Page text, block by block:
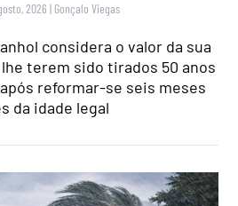
2026 | Gonçalo Viegas
considera o valor da sua
terem sido tirados 50 anos
reformar-se seis meses
da idade legal